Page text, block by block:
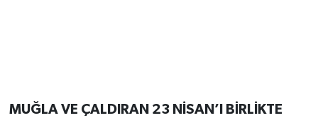
MUĞLA VE ÇALDIRAN 23 NİSAN’I BİRLİKTE